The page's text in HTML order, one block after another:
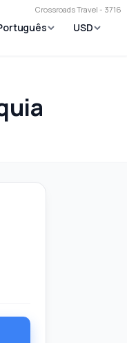
Crossroads Travel - 3716
USD